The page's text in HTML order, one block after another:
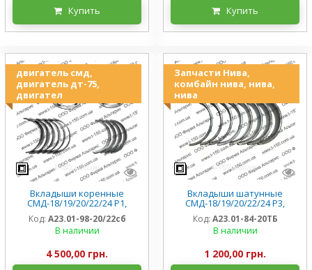
Купить Купить
двигатель смд,
двигатель дт-75,
двигател
Вкладыши коренные
СМД-18/19/20/22/24 Р1,
А23.01-98-20/22сб
Код: А23.01-98-20/22сб
В наличии
4 500,00 грн.
Запчасти Нива,
комбайн нива, нива,
нива
Вкладыши шатунные
СМД-18/19/20/22/24 Р3,
А23.01-84-20ТБ
Код: А23.01-84-20ТБ
В наличии
1 200,00 грн.